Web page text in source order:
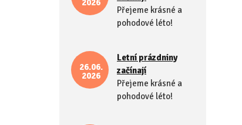
2026
Přejeme krásné a
pohodové léto!
26.06.
2026
Letní prázdniny
začínají
Přejeme krásné a
pohodové léto!